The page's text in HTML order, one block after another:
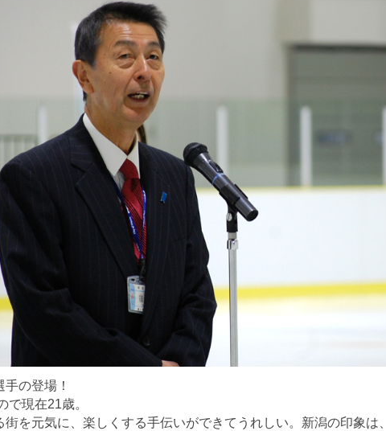
の登場！
で現在21歳。
街を元気に、楽しくする手伝いができてうれしい。新潟の印象は、